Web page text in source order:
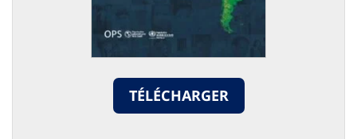
TÉLÉCHARGER